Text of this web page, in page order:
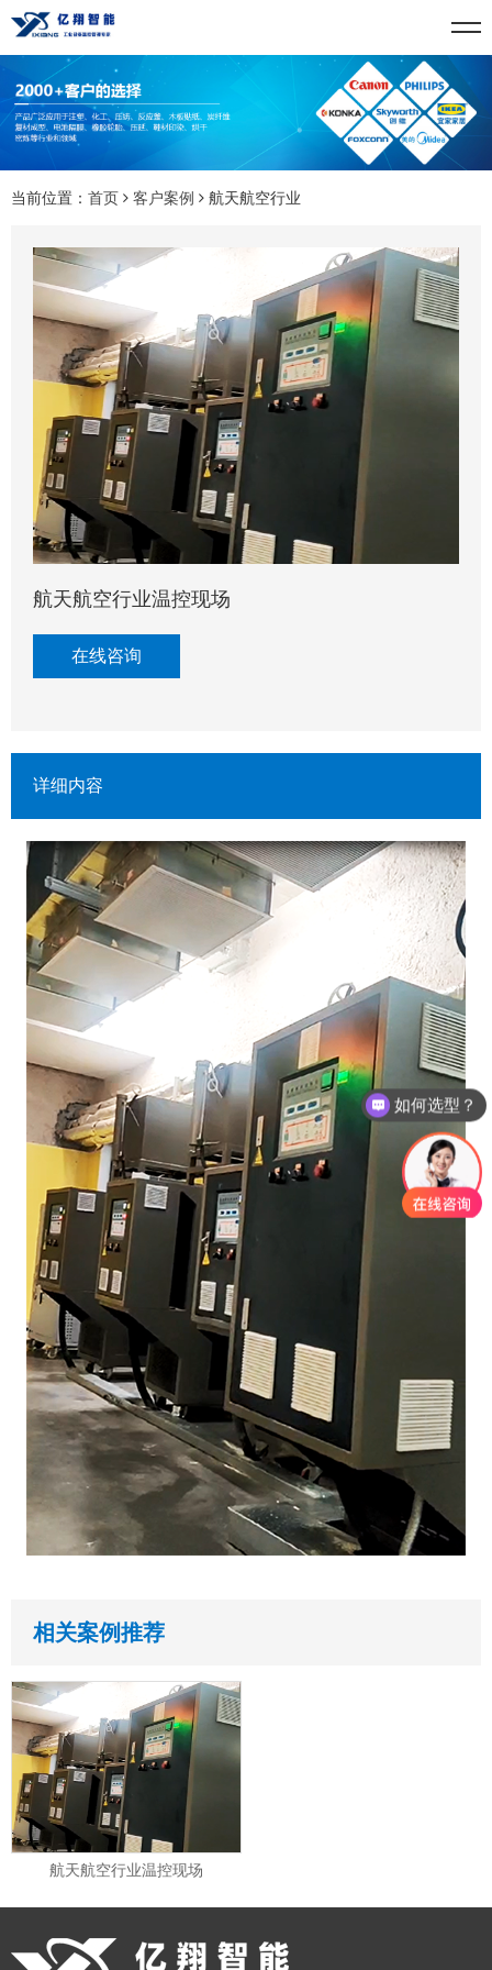
当前位置： 首页 客户案例 航天航空行业
航天航空行业温控现场
在线咨询
详细内容
相关案例推荐
航天航空行业温控现场
如何选型？
需要精准报价